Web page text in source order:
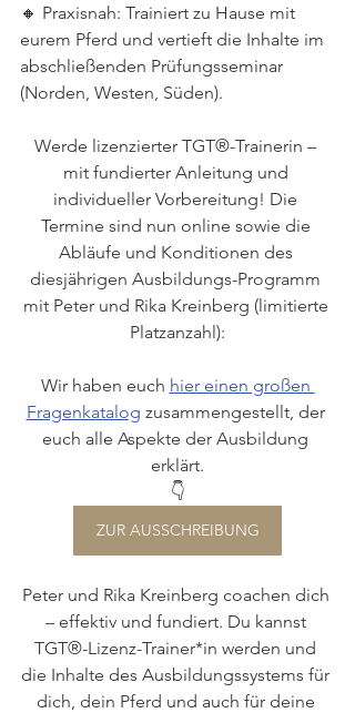
🔸 Praxisnah: Trainiert zu Hause mit
eurem Pferd und vertieft die Inhalte im
abschließenden Prüfungsseminar
(Norden, Westen, Süden).
Werde lizenzierter TGT®-Trainerin –
mit fundierter Anleitung und
individueller Vorbereitung! Die
Termine sind nun online sowie die
Abläufe und Konditionen des
diesjährigen Ausbildungs-Programm
mit Peter und Rika Kreinberg (limitierte
Platzanzahl):
Wir haben euch hier einen großen
Fragenkatalog zusammengestellt, der
euch alle Aspekte der Ausbildung
erklärt.
👇
ZUR AUSSCHREIBUNG
Peter und Rika Kreinberg coachen dich
– effektiv und fundiert. Du kannst
TGT®-Lizenz-Trainer*in werden und
die Inhalte des Ausbildungssystems für
dich, dein Pferd und auch für deine